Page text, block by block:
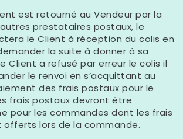
est retourné au Vendeur par la
prestataires postaux, le
le Client à réception du colis en
la suite à donner à sa
Client a refusé par erreur le colis il
le renvoi en s’acquittant au
des frais postaux pour le
frais postaux devront être
pour les commandes dont les frais
lors de la commande.